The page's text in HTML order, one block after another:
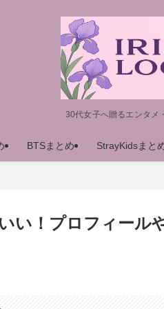
30代女子へ贈るエンタメ
BTSまとめ StrayKidsまと
い！プロフィール